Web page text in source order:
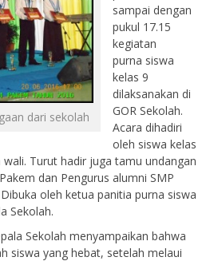
dari sekolah
sampai dengan
pukul 17.15
kegiatan
purna siswa
kelas 9
dilaksanakan di
GOR Sekolah.
Acara dihadiri
oleh siswa kelas
Turut hadir juga tamu undangan
dan Pengurus alumni SMP
oleh ketua panitia purna siswa
Sekolah.
Sekolah menyampaikan bahwa
siswa yang hebat, setelah melaui